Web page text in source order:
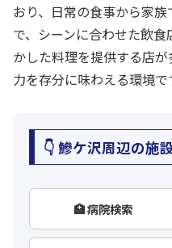
おり、日常の食事から家
で、シーンに合わせた飲
かした料理を提供する店
力を存分に味わえる環境で
👇 鰺ケ沢周辺の施
🏥 病院検索